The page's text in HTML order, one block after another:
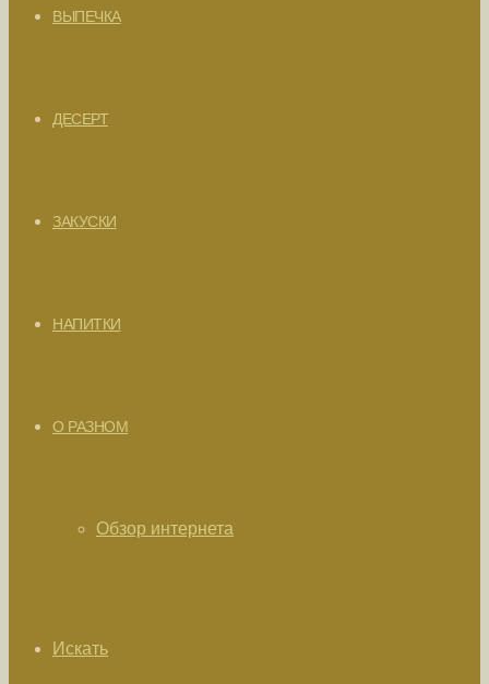
ВЫПЕЧКА
ДЕСЕРТ
ЗАКУСКИ
НАПИТКИ
О РАЗНОМ
Обзор интернета
Искать